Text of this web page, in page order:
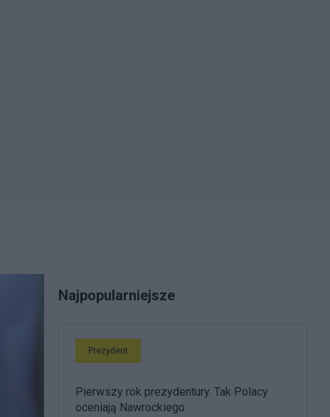
Najpopularniejsze
Prezydent
Pierwszy rok prezydentury. Tak Polacy
oceniają Nawrockiego